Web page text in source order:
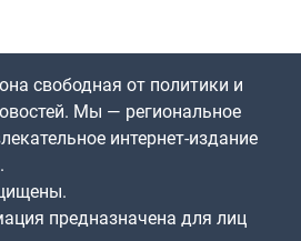
свободная от политики и
Мы — региональное
интернет-издание
предназначена для лиц